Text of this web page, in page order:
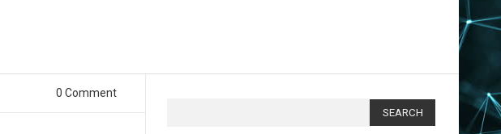
0 Comment